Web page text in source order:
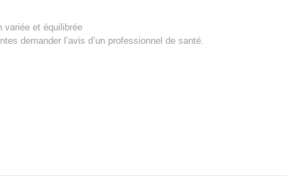
variée et équilibrée
demander l’avis d’un professionnel de santé.